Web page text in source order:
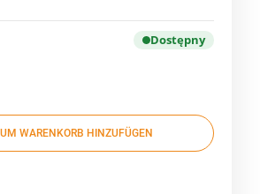
Dostępny
WARENKORB HINZUFÜGEN